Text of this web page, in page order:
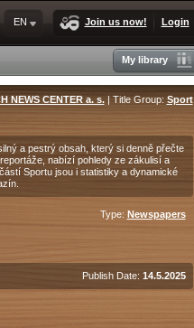
Join us now! Login
EN
My library
NEWS CENTER a. s.| Title Group: Sport
a pestrý obsah, který si denně přečte
nabízí pohledy ze zákulisí a
Sportu jsou i statistiky a dynamické
Type: Newspapers
Publish Date: 14.5.2025